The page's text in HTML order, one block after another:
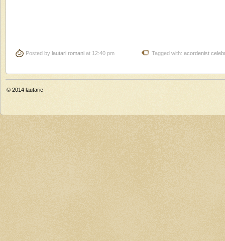
Posted by lautari romani at 12:40 pm Tagged with: acordenist
© 2014 lautarie